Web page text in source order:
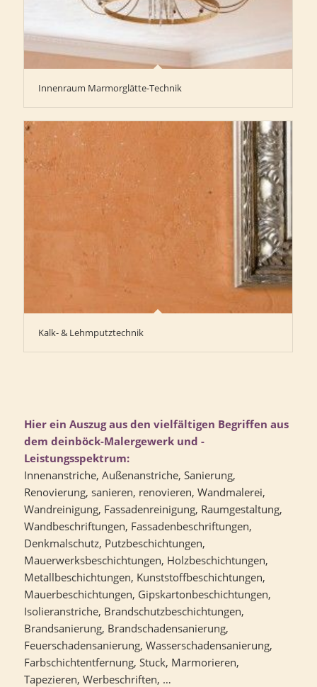
Innenraum Marmorglätte-Technik
Kalk- & Lehmputztechnik
Hier ein Auszug aus den vielfältigen Begriffen aus
dem deinböck-Malergewerk und -
Leistungsspektrum:
Innenanstriche, Außenanstriche, Sanierung,
Renovierung, sanieren, renovieren, Wandmalerei,
Wandreinigung, Fassadenreinigung, Raumgestaltung,
Wandbeschriftungen, Fassadenbeschriftungen,
Denkmalschutz, Putzbeschichtungen,
Mauerwerksbeschichtungen, Holzbeschichtungen,
Metallbeschichtungen, Kunststoffbeschichtungen,
Mauerbeschichtungen, Gipskartonbeschichtungen,
Isolieranstriche, Brandschutzbeschichtungen,
Brandsanierung, Brandschadensanierung,
Feuerschadensanierung, Wasserschadensanierung,
Farbschichtentfernung, Stuck, Marmorieren,
Tapezieren, Werbeschriften, …